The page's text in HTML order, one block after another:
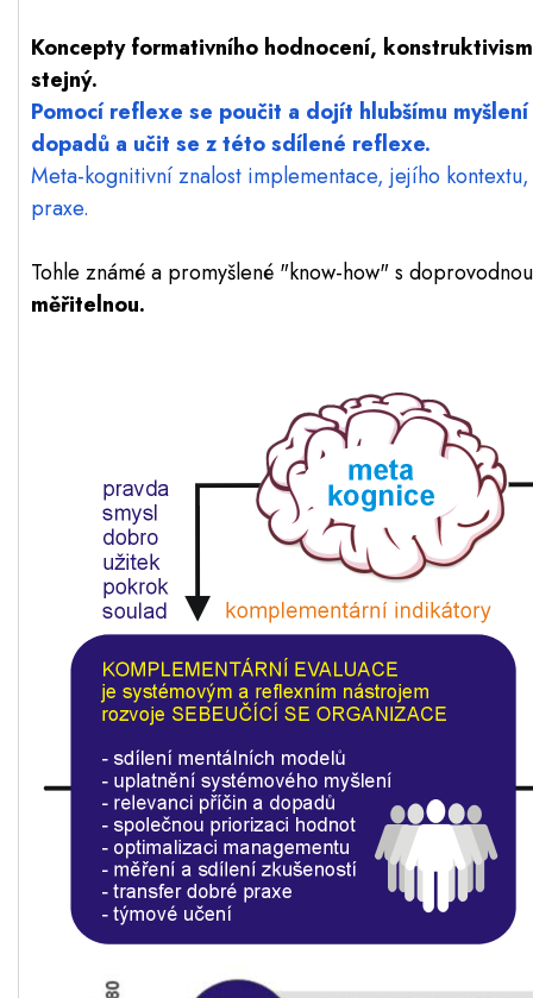
Koncepty formativního hodnocení,
stejný.
Pomocí reflexe se poučit a dojít hlubšímu
dopadů a učit se z této sdílené reflexe.
Meta-kognitivní znalost implementace, jejího
praxe.
Tohle známé a promyšlené "know-how" s
měřitelnou.